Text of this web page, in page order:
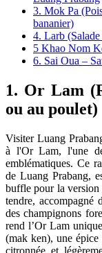
3. Mok Pa
bananier)
4. Larb
5 Khao Nom
6. Sai Oua –
1. Or Lam
ou au poulet)
Visiter Luang
à l'Or Lam, l'une
emblématiques. Ce
de Luang Prabang,
buffle pour la version
tendre, accompagné
des champignons
rend l’Or Lam
(mak ken), une
citronnée et